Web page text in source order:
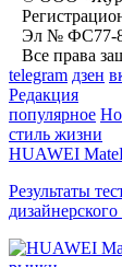
Эл № ФС77-
Все права
telegram дзен
Редакция
популярное
стиль жизни
HUAWEI
Результаты